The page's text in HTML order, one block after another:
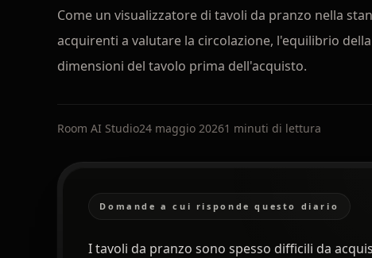
Come un visualizzatore di tavoli da pranzo nella
acquirenti a valutare la circolazione, l'equilibrio
dimensioni del tavolo prima dell'acquisto.
Room AI Studio24 maggio 20261 minuti di lettura
Domande a cui risponde questo diario
I tavoli da pranzo sono spesso difficili da